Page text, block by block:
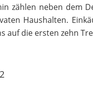
zählen neben dem
Haushalten.
auf die ersten zehn